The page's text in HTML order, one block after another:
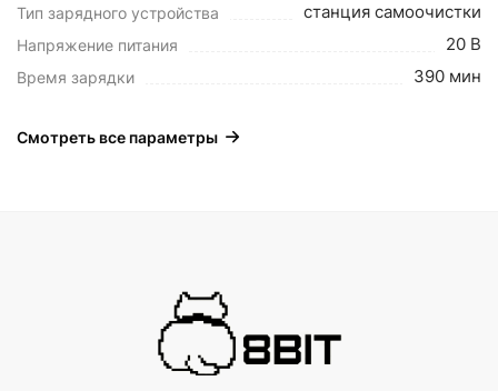
Тип зарядного устройства станция самоочистки
Напряжение питания 20 В
Время зарядки 390 мин
Смотреть все параметры